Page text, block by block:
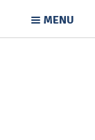
MENU